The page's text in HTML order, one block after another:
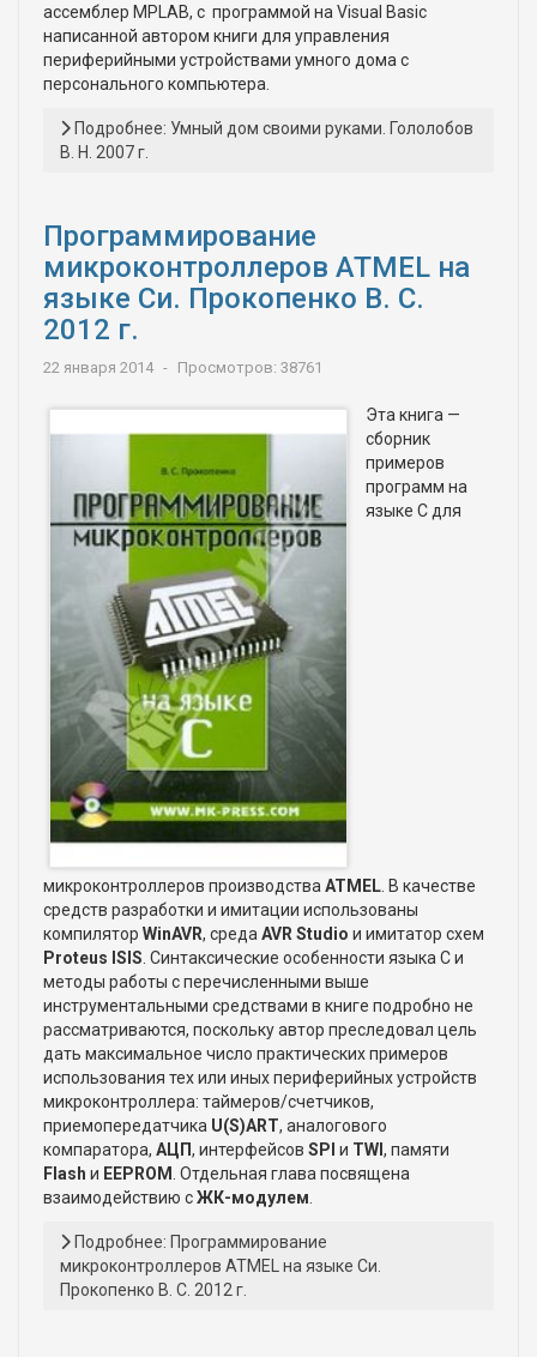
ассемблер MPLAB, с программой на Visual Basic
написанной автором книги для управления
периферийными устройствами умного дома с
персонального компьютера.
Подробнее: Умный дом своими руками. Гололобов
В. Н. 2007 г.
Программирование
микроконтроллеров ATMEL на
языке Си. Прокопенко В. С.
2012 г.
22 января 2014 Просмотров: 38761
Эта книга —
сборник
примеров
программ на
языке С для
микроконтроллеров производстваATMEL. В качестве
средств разработки и имитации использованы
компилятор WinAVR, средаAVR Studio и имитатор схем
Proteus ISIS. Синтаксические особенности языка С и
методы работы с перечисленными выше
инструментальными средствами в книге подробно не
рассматриваются, поскольку автор преследовал цель
дать максимальное число практических примеров
использования тех или иных периферийных устройств
микроконтроллера: таймеров/счетчиков,
приемопередатчика U(S)ART, аналогового
компаратора, АЦП, интерфейсов SPI и TWI , памяти
Flash и EEPROM . Отдельная глава посвящена
взаимодействию сЖК-модулем.
Подробнее: Программирование
микроконтроллеров ATMEL на языке Си.
Прокопенко В. С. 2012 г.